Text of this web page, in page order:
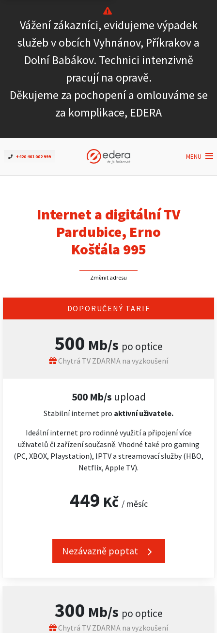
Vážení zákazníci, evidujeme výpadek
služeb v obcích Vyhnánov, Příkrakov a
Dolní Babákov. Technici intenzivně
pracují na opravě.
Děkujeme za pochopení a omlouváme se
za komplikace, EDERA
+420 461 002 999 MENU
Ověřit dostupnost
Internet
ČEZNET TV
Podpora
Internet a digitální TV
Pardubice, Erno
Košťála 995
Změnit adresu
300 Mb/s po optice
Chytrá TV ZDARMA na vyzkoušení
DOPORUČENÝ TARIF
500 Mb/s po optice
Chytrá TV ZDARMA na vyzkoušení
500 Mb/s upload
Stabilní internet pro aktivní uživatele.
Ideální internet pro rodinné využití a připojení více
uživatelů či zařízení současně. Vhodné také pro gaming
(PC, XBOX, Playstation), IPTV a streamovací služby (HBO,
Netflix, Apple TV).
449 Kč / měsíc
Nezávazně poptat